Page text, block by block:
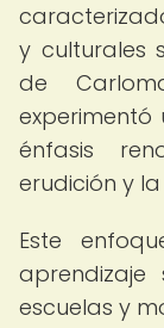
y culturales
de
experimentó
énfasis
erudición y
Este
escuelas y